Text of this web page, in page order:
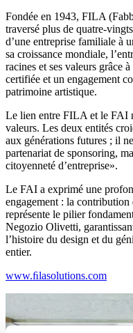
Fondée en 1943, FILA
traversé plus de quatre-
d’une entreprise familiale à
sa croissance mondiale,
racines et ses valeurs grâce
certifiée et un engagement
patrimoine artistique.
Le lien entre FILA et le FAI
valeurs. Les deux entités
aux générations futures ; il
partenariat de sponsoring,
citoyenneté d’entreprise».
Le FAI a exprimé une
engagement : la
représente le pilier
Negozio Olivetti,
l’histoire du design et du
entier.
www.ﬁlasolutions.com